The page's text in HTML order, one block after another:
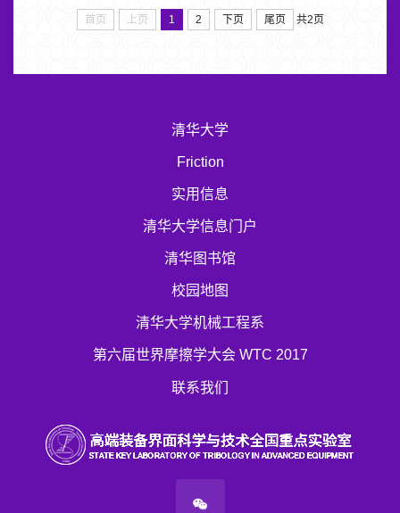
首页 上页 1 2 下页 尾页 共2页
清华大学
Friction
实用信息
清华大学信息门户
清华图书馆
校园地图
清华大学机械工程系
第六届世界摩擦学大会 WTC 2017
联系我们